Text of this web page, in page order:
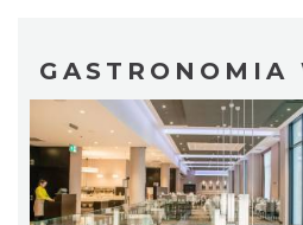
GASTRONOMIA